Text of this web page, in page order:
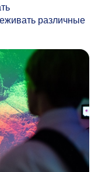
различные